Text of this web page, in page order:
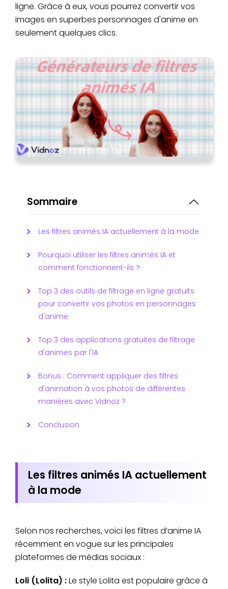
ligne. Grâce à eux, vous pourrez convertir vos
images en superbes personnages d'anime en
seulement quelques clics.
Sommaire
Les filtres animés IA actuellement à la mode
Pourquoi utiliser les filtres animés IA et
comment fonctionnent-ils ?
Top 3 des outils de filtrage en ligne gratuits
pour convertir vos photos en personnages
d'anime
Top 3 des applications gratuites de filtrage
d'animes par l'IA
Bonus : Comment appliquer des filtres
d'animation à vos photos de différentes
manières avec Vidnoz ?
Conclusion
Les filtres animés IA actuellement
à la mode
Selon nos recherches, voici les filtres d’anime IA
récemment en vogue sur les principales
plateformes de médias sociaux :
Loli (Lolita) :Le style Lolita est populaire grâce à